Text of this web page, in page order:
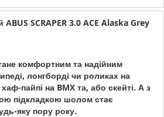
SCRAPER 3.0 ACE Alaska Grey
комфортним та надійним
лонгборді чи роликах на
пайпі на BMX та, або скейті. А з
підкладкою шолом стає
яку пору року.